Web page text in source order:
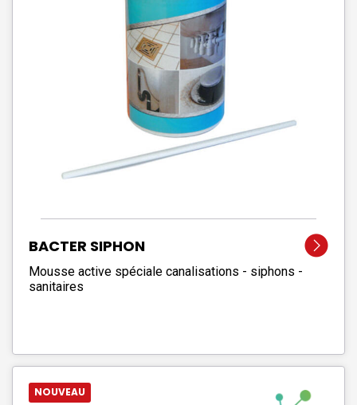
BACTER SIPHON
Mousse active spéciale canalisations - siphons -
sanitaires
NOUVEAU